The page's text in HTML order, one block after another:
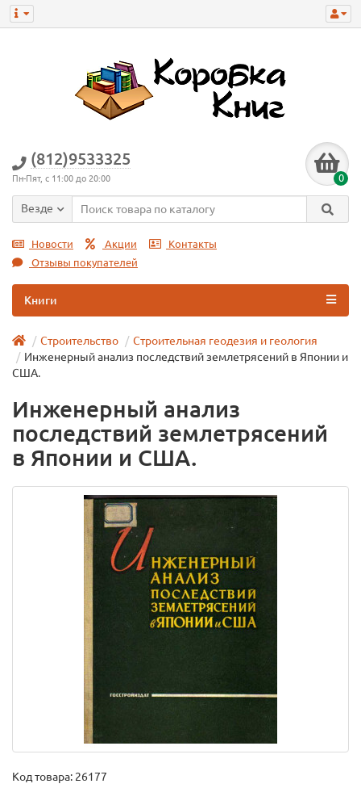
(812)9533325
Пн-Пят, с 11:00 до 20:00 0
Везде
Новости Акции
Контакты
Отзывы покупателей
Книги
Строительство
Строительная геодезия и геология
Инженерный анализ последствий землетрясений в Японии и
США.
Инженерный анализ
последствий землетрясений
в Японии и США.
Код товара: 26177